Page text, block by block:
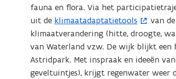
fauna en flora. Via het
uit de klimaatadaptatietools
(
o
p
e
n
van
klimaatverandering (hitte, droogte,
van Waterland vzw. De wijk blijkt
Astridpark. Met inspraak en ideeën
geveltuintjes), krijgt regenwater weer